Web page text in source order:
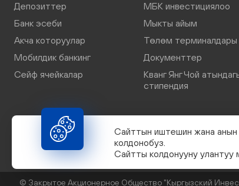
Сайттын иштешин жана анын
колдонобуз.
Сайтты колдонууну улантуу
Депозиттер
Банк эсеби
Акча которуулар
Мобилдик банкинг
Сейф ячейкалар
МБК инвестициялоо
Мыкты айым
Төлөм терминалдары
Документтер
Кванг Янг Чой
стипендия
© Закрытое Акционерное Общество "Кыргызский